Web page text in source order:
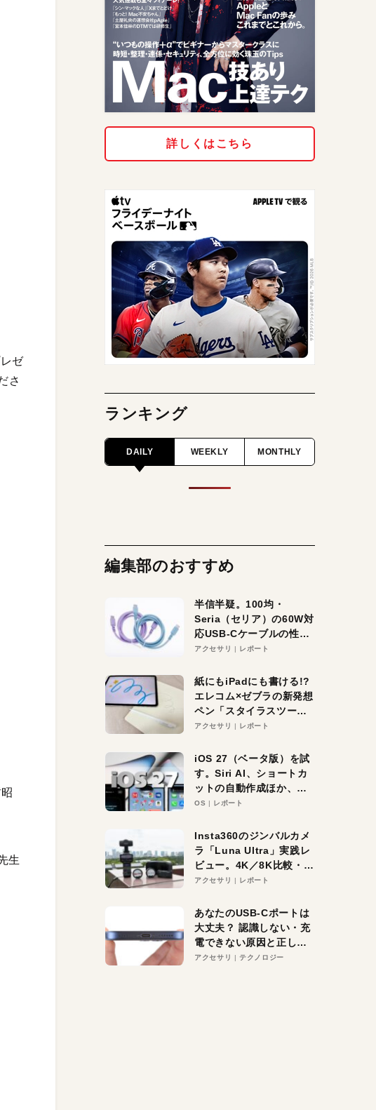
ゼ
さ
生
詳しくはこちら
ランキング
DAILY WEEKLY MONTHLY
編集部のおすすめ
半信半疑。100均・
Seria（セリア）の60W対
応USB-Cケーブルの性能
を検証。超コスパの1本を
アクセサリ レポート
紙にもiPadにも書ける!?
エレコム×ゼブラの新発想
ペン「スタイラスツーウ
ェイ」レビュー。持ち替
アクセサリ レポート
iOS 27（ベータ版）を試
す。Siri AI、ショートカ
ットの自動作成ほか、期
待大の便利機能5選。
る未来はすぐそこ！
OS レポート
Insta360のジンバルカメ
ラ「Luna Ultra」実践レ
ビュー。4K／8K比較・ズ
ーム・夜間撮影をチェッ
アクセサリ レポート
あなたのUSB-Cポートは
大丈夫？ 認識しない・充
電できない原因と正しい
対策
アクセサリ テクノロジー